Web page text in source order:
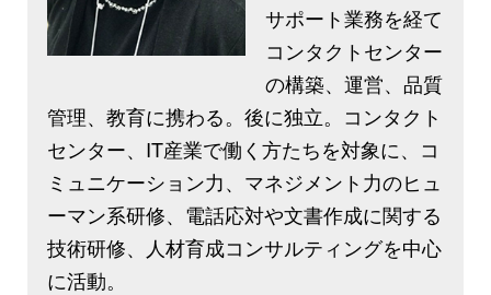
サポート業務を経て
コンタクトセンター
の構築、運営、品質
管理、教育に携わる。後に独立。コンタクト
センター、IT産業で働く方たちを対象に、コ
ミュニケーション力、マネジメント力のヒュ
ーマン系研修、電話応対や文書作成に関する
技術研修、人材育成コンサルティングを中心
に活動。